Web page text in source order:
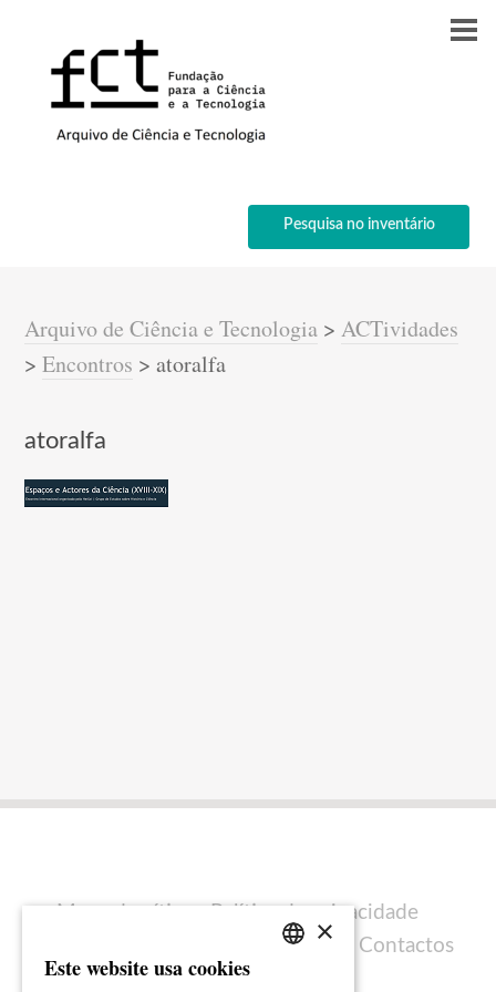
Pesquisa no inventário
Arquivo de Ciência e Tecnologia >ACTividades
>Encontros >atoralfa
atoralfa
Mapa do sítio
Política de privacidade
Ficha técnica Contactos
×
Este website usa cookies